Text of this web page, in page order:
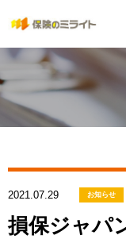
2021.07.29 お知らせ
損保ジャパ